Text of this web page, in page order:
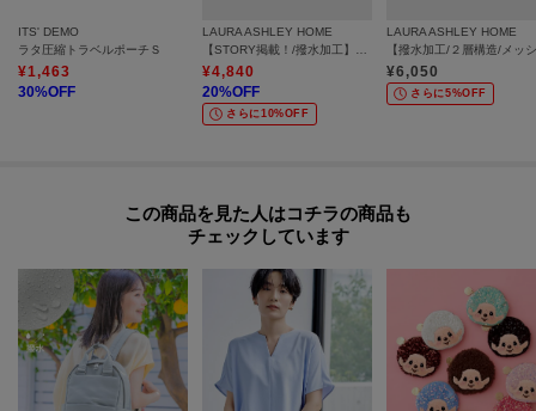
ITS' DEMO
ラタ圧縮トラベルポーチＳ
¥1,463
30%OFF
LAURA ASHLEY HOME
¥4,840
20%OFF
さらに10%OFF
LAURA ASHLEY HOME
¥6,050
さらに5%OFF
この商品を見た人はコチラの商品も
チェックしています